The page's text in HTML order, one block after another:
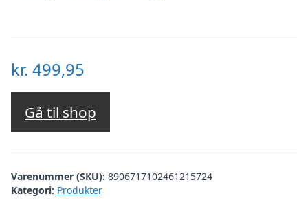
kr. 499,95
Gå til shop
Varenummer (SKU): 8906717102461215724
Kategori: Produkter